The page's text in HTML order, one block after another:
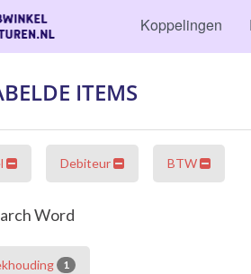
Koppelingen
ITEMS
Debiteur BTW
Word
1